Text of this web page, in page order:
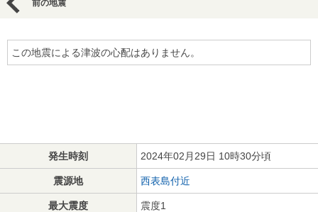
前の地震
この地震による津波の心配はありません。
発生時刻 2024年02月29日 10時30分頃
震源地 西表島付近
最大震度 震度1